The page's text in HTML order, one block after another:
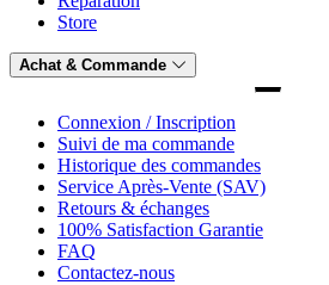
Store
Achat & Commande
Connexion / Inscription
Suivi de ma commande
Historique des commandes
Service Après-Vente (SAV)
Retours & échanges
100% Satisfaction Garantie
FAQ
Contactez-nous